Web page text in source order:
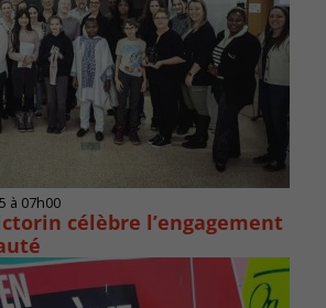
à 07h00
célèbre l’engagement